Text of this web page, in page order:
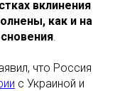
вклинения
как и на
что Россия
с Украиной и